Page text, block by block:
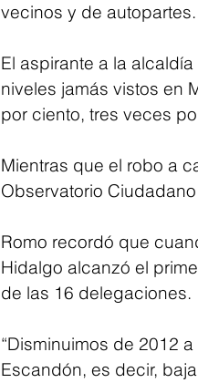
vecinos y de autopartes.
El aspirante a la
niveles jamás vistos en
por ciento, tres veces
Mientras que el robo a
Observatorio
Romo recordó que
Hidalgo alcanzó el
de las 16 delegaciones.
“Disminuimos de 2012
Escandón, es decir,